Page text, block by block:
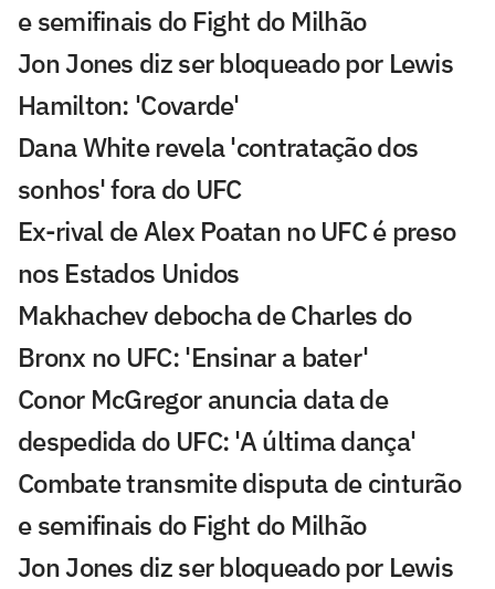
e semifinais do Fight do Milhão
Jon Jones diz ser bloqueado por Lewis
Hamilton: 'Covarde'
Dana White revela 'contratação dos
sonhos' fora do UFC
Ex-rival de Alex Poatan no UFC é preso
nos Estados Unidos
Makhachev debocha de Charles do
Bronx no UFC: 'Ensinar a bater'
Conor McGregor anuncia data de
despedida do UFC: 'A última dança'
Combate transmite disputa de cinturão
e semifinais do Fight do Milhão
Jon Jones diz ser bloqueado por Lewis